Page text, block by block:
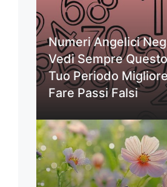
Numeri Angelici
Vedi Sempre
Tuo Periodo
Fare Passi Falsi